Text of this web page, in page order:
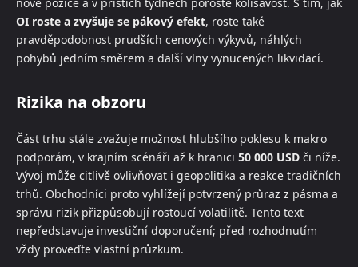
nové pozice a v příštích týdnech poroste kolísavost. S tím, jak
OI roste a zvyšuje se pákový efekt, roste také
pravděpodobnost prudších cenových výkyvů, náhlých
pohybů jedním směrem a další vlny vynucených likvidací.
Rizika na obzoru
Část trhu stále zvažuje možnost hlubšího poklesu k makro
podporám, v krajním scénáři až k hranici 50 000 USD či níže.
Vývoj může citlivě ovlivňovat i geopolitika a reakce tradičních
trhů. Obchodníci proto vyhlížejí potvrzený průraz z pásma a
správu rizik přizpůsobují rostoucí volatilitě. Tento text
nepředstavuje investiční doporučení; před rozhodnutím
vždy proveďte vlastní průzkum.